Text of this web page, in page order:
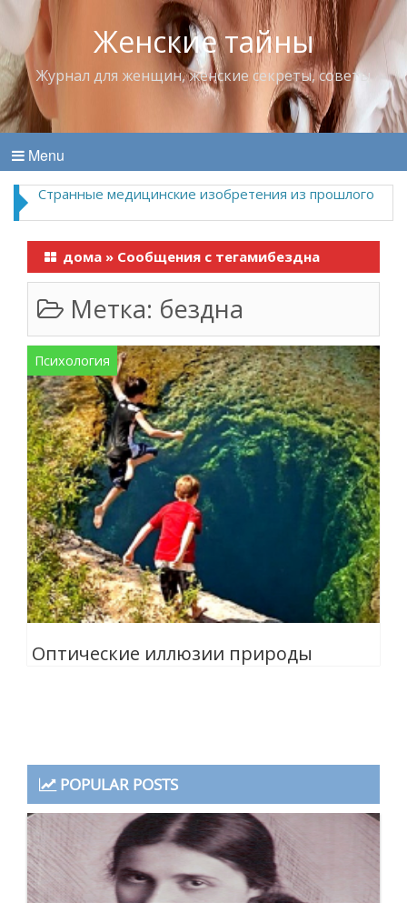
Женские тайны
Журнал для женщин, женские секреты, советы
Menu
Странные медицинские изобретения из прошлого
дома » Сообщения с тегамибездна
Метка: бездна
Психология
Оптические иллюзии природы
POPULAR POSTS